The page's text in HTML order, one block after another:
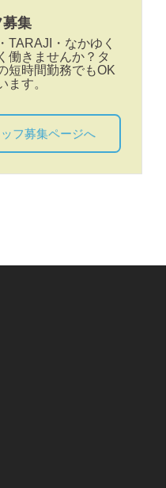
募集
TARAJI・なかゆく
働きませんか？タ
短時間勤務でもOK
ます。
フ募集ページへ